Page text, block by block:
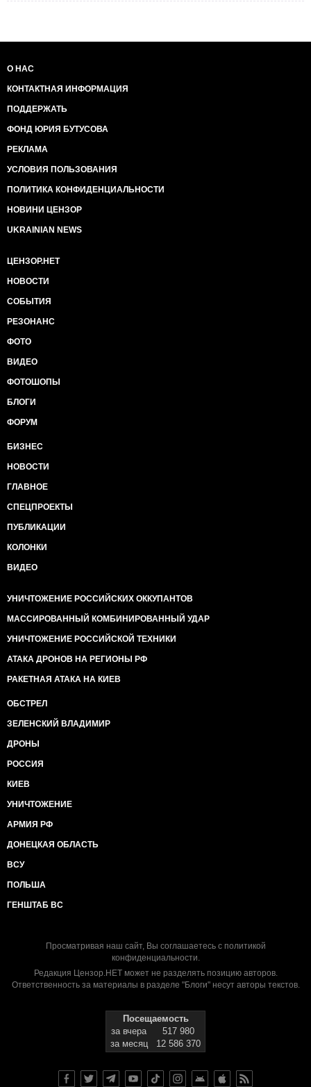
О НАС
КОНТАКТНАЯ ИНФОРМАЦИЯ
ПОДДЕРЖАТЬ
ФОНД ЮРИЯ БУТУСОВА
РЕКЛАМА
УСЛОВИЯ ПОЛЬЗОВАНИЯ
ПОЛИТИКА КОНФИДЕНЦИАЛЬНОСТИ
НОВИНИ ЦЕНЗОР
UKRAINIAN NEWS
ЦЕНЗОР.НЕТ
НОВОСТИ
СОБЫТИЯ
РЕЗОНАНС
ФОТО
ВИДЕО
ФОТОШОПЫ
БЛОГИ
ФОРУМ
БИЗНЕС
НОВОСТИ
ГЛАВНОЕ
СПЕЦПРОЕКТЫ
ПУБЛИКАЦИИ
КОЛОНКИ
ВИДЕО
УНИЧТОЖЕНИЕ РОССИЙСКИХ ОККУПАНТОВ
МАССИРОВАННЫЙ КОМБИНИРОВАННЫЙ УДАР
УНИЧТОЖЕНИЕ РОССИЙСКОЙ ТЕХНИКИ
АТАКА ДРОНОВ НА РЕГИОНЫ РФ
РАКЕТНАЯ АТАКА НА КИЕВ
ОБСТРЕЛ
ЗЕЛЕНСКИЙ ВЛАДИМИР
ДРОНЫ
РОССИЯ
КИЕВ
УНИЧТОЖЕНИЕ
АРМИЯ РФ
ДОНЕЦКАЯ ОБЛАСТЬ
ВСУ
ПОЛЬША
ГЕНШТАБ ВС
Просматривая наш сайт, Вы соглашаетесь с политикой
конфиденциальности.
Редакция Цензор.НЕТ может не разделять позицию авторов.
Ответственность за материалы в разделе "Блоги" несут авторы текстов.
Посещаемость
за вчера
517 980
за месяц
12 586 370